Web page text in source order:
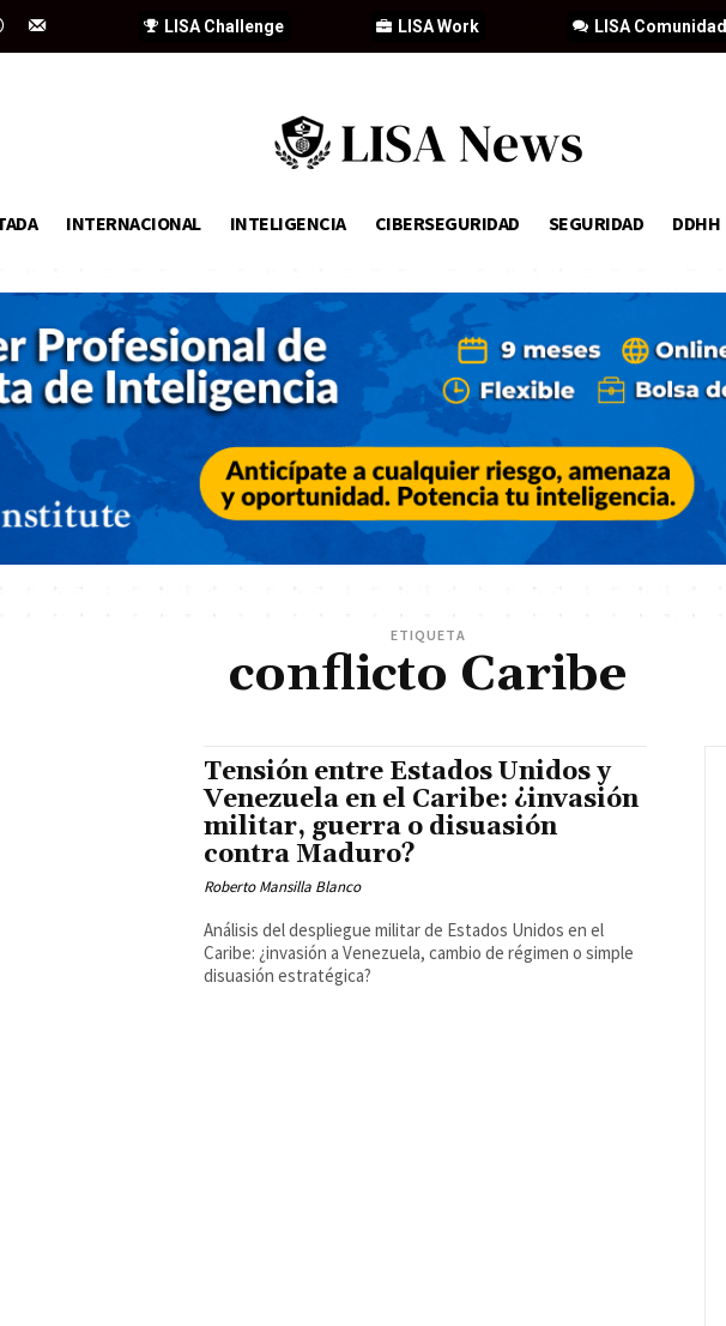
LISA Comunidad
LISA Work
LISA Challenge
INTERNACIONAL INTELIGENCIA CIBERSEGURIDAD SEGURIDAD DDHH
ETIQUETA
conflicto Caribe
Tensión entre Estados Unidos y
Venezuela en el Caribe: ¿invasión
militar, guerra o disuasión
contra Maduro?
Roberto Mansilla Blanco
Análisis del despliegue militar de Estados Unidos en el
Caribe: ¿invasión a Venezuela, cambio de régimen o simple
disuasión estratégica?